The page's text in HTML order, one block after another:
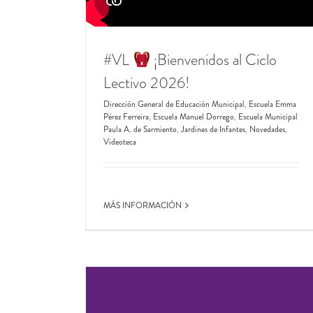
#VL
​ ¡Bienvenidos al Ciclo
Lectivo 2026!
Dirección General de Educación Municipal, Escuela Emma
Pérez Ferreira, Escuela Manuel Dorrego, Escuela Municipal
Paula A. de Sarmiento, Jardines de Infantes, Novedades,
Videoteca
MÁS INFORMACIÓN